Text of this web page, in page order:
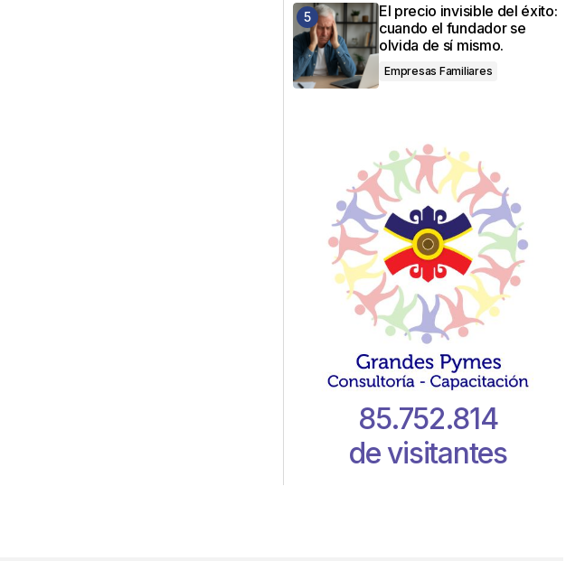
El precio invisible del éxito:
cuando el fundador se
olvida de sí mismo.
Empresas Familiares
85.752.814
de visitantes